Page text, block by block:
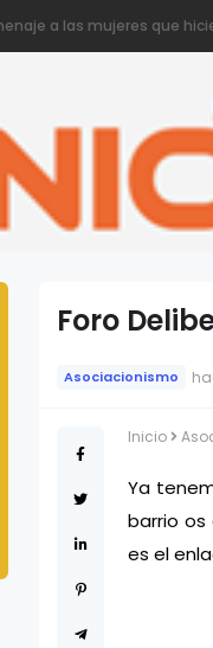
provienen de la
superiores a los
la caridad
Khalil Gibran
Foro
Asociacionismo
Inicio
Ya
barrio os
es el